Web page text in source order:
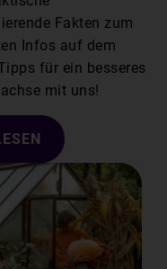
Fakten zum
Infos auf dem
für ein besseres
mit uns!